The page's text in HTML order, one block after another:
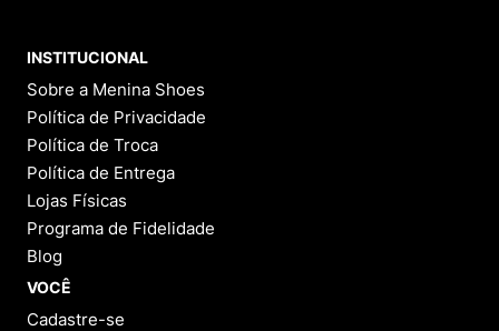
INSTITUCIONAL
Sobre a Menina Shoes
Política de Privacidade
Política de Troca
Política de Entrega
Lojas Físicas
Programa de Fidelidade
Blog
VOCÊ
Cadastre-se